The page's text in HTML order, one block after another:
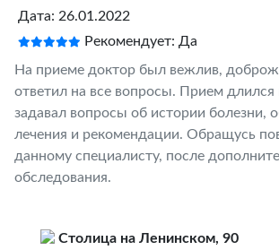
Дата: 26.01.2022
Рекомендует: Да
На приеме доктор был вежлив,
ответил на все вопросы. Прием длился
задавал вопросы об истории болезни,
лечения и рекомендации. Обращусь
данному специалисту, после
обследования.
Столица на Ленинском, 90